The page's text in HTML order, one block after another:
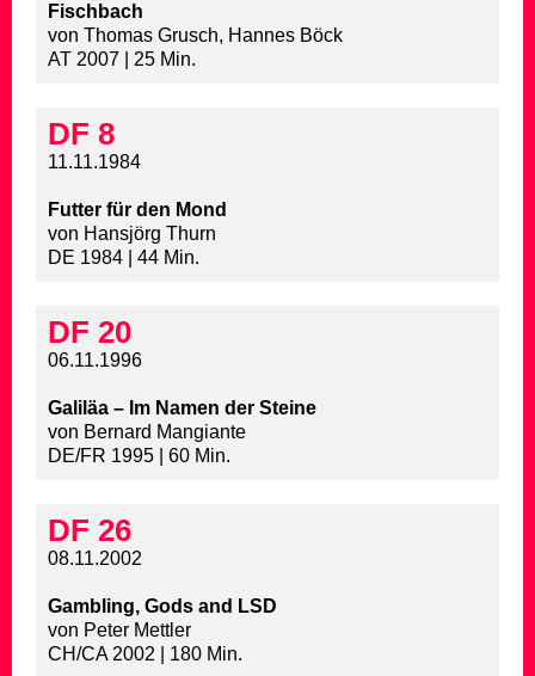
Fischbach
von Thomas Grusch, Hannes Böck
AT 2007 | 25 Min.
DF 8
11.11.1984
Futter für den Mond
von Hansjörg Thurn
DE 1984 | 44 Min.
DF 20
06.11.1996
Galiläa – Im Namen der Steine
von Bernard Mangiante
DE/FR 1995 | 60 Min.
DF 26
08.11.2002
Gambling, Gods and LSD
von Peter Mettler
CH/CA 2002 | 180 Min.